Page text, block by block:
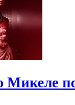
Микеле